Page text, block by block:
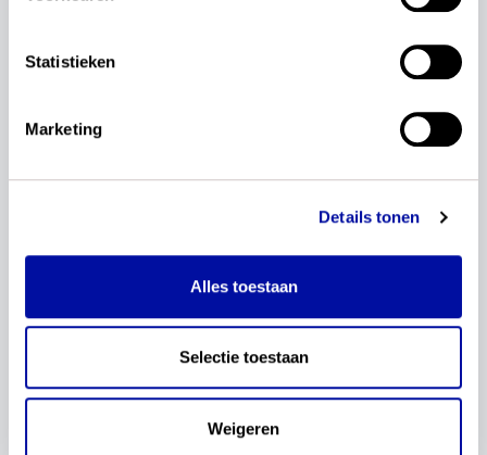
Statistieken
Marketing
Details tonen
Alles toestaan
Selectie toestaan
Weigeren